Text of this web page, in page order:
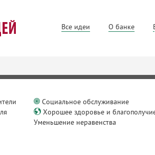
Все идеи О банке
Социальное обслуживание
Хорошее здоровье и
Уменьшение неравенства